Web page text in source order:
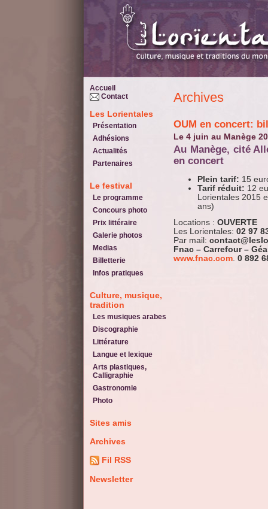
Accueil
Contact
Les Lorientales
Présentation
Adhésions
Actualités
Partenaires
Le festival
Le programme
Concours photo
Prix littéraire
Galerie photos
Medias
Billetterie
Infos pratiques
Culture, musique,
tradition
Les musiques arabes
Discographie
Littérature
Langue et lexique
Arts plastiques,
Calligraphie
Gastronomie
Photo
Sites amis
Archives
Fil RSS
Newsletter
Archives
OUM en concert:
Le 4 juin au Manège
Au Manège, cité Allende, Lorient: OUM
en concert
Plein tarif: 15
Tarif réduit: 12
Lorientales 2015
ans)
Locations : OUVERTE
Les Lorientales: 02 97
Par mail:
Fnac – Carrefour –
www.fnac.com. 0 892